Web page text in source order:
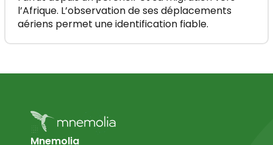
l’Afrique. L’observation de ses déplacements
aériens permet une identification fiable.
Mnemolia